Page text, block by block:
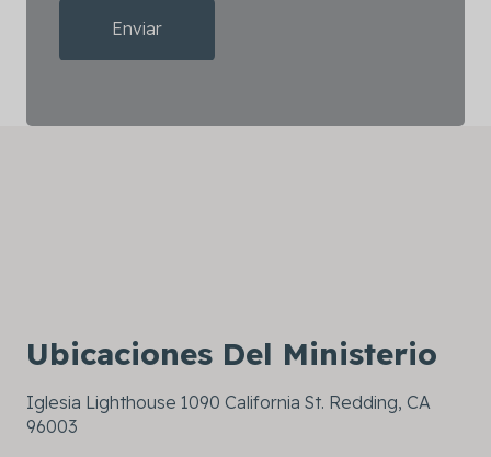
Enviar
Ubicaciones Del Ministerio
Iglesia Lighthouse 1090 California St. Redding, CA
96003